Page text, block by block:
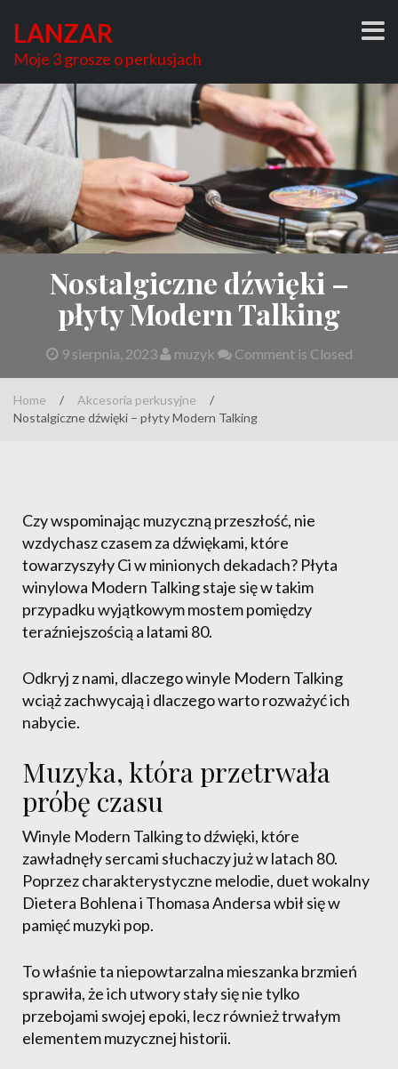
content
LANZAR
Moje 3 grosze o perkusjach
Nostalgiczne dźwięki –
płyty Modern Talking
9 sierpnia, 2023 muzyk Comment is Closed
Home / Akcesoria perkusyjne
/
Nostalgiczne dźwięki – płyty Modern Talking
Czy wspominając muzyczną przeszłość, nie
wzdychasz czasem za dźwiękami, które
towarzyszyły Ci w minionych dekadach? Płyta
winylowa Modern Talking staje się w takim
przypadku wyjątkowym mostem pomiędzy
teraźniejszością a latami 80.
Odkryj z nami, dlaczego winyle Modern Talking
wciąż zachwycają i dlaczego warto rozważyć ich
nabycie.
Muzyka, która przetrwała
próbę czasu
Winyle Modern Talking to dźwięki, które
zawładnęły sercami słuchaczy już w latach 80.
Poprzez charakterystyczne melodie, duet wokalny
Dietera Bohlena i Thomasa Andersa wbił się w
pamięć muzyki pop.
To właśnie ta niepowtarzalna mieszanka brzmień
sprawiła, że ich utwory stały się nie tylko
przebojami swojej epoki, lecz również trwałym
elementem muzycznej historii.